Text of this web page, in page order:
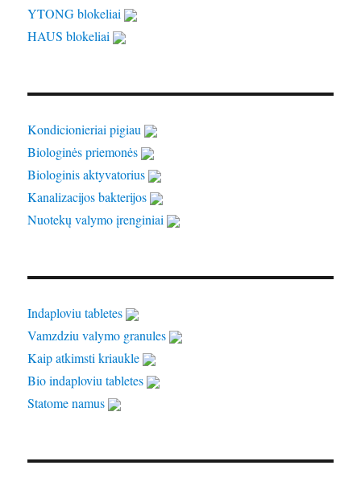
YTONG blokeliai
HAUS blokeliai
Kondicionieriai pigiau
Biologinės priemonės
Biologinis aktyvatorius
Kanalizacijos bakterijos
Nuotekų valymo įrenginiai
Indaploviu tabletes
Vamzdziu valymo granules
Kaip atkimsti kriaukle
Bio indaploviu tabletes
Statome namus